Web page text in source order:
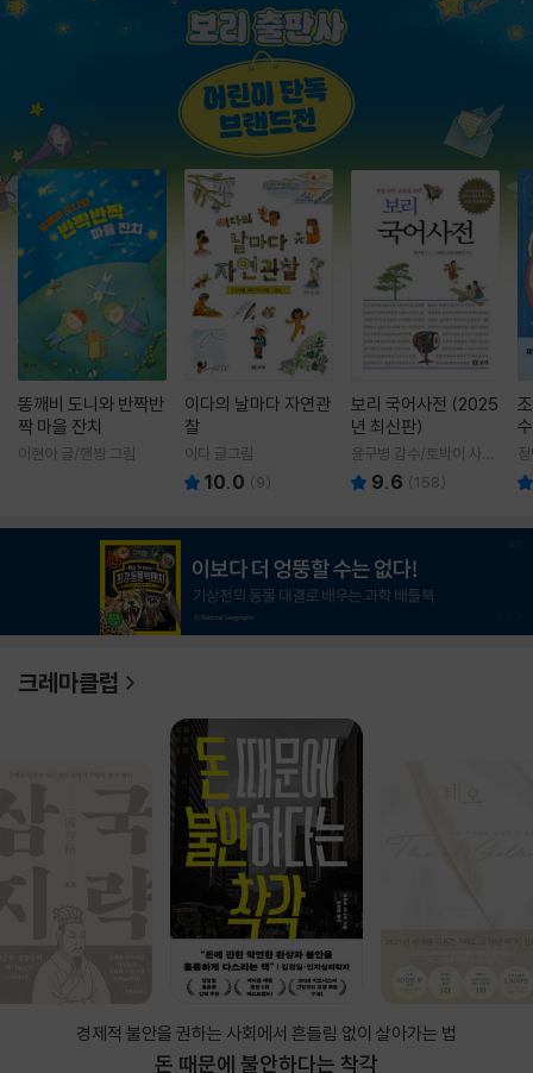
똥깨비 도니와 반짝반
짝 마을 잔치
이현아 글/핸짱 그림
이다의 날마다 자연관
찰
이다 글그림
10.0 (9)
보리 국어사전 (2025
년 최신판)
윤구병 감수/토박이 사전
편찬실 편
9.6 (158)
크레마클럽
경제적 불안을 권하는 사회에서 흔들림 없이 살아가는 법
돈 때문에 불안하다는 착각